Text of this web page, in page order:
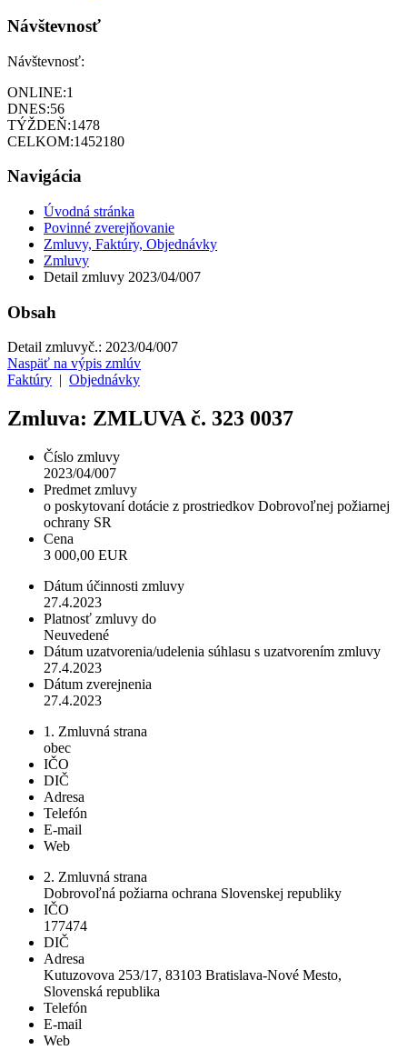
Návštevnosť
Návštevnosť:
ONLINE:1
DNES:56
TÝŽDEŇ:1478
CELKOM:1452180
Navigácia
Úvodná stránka
Povinné zverejňovanie
Zmluvy, Faktúry, Objednávky
Zmluvy
Detail zmluvy 2023/04/007
Obsah
Detail zmluvyč.: 2023/04/007
Naspäť na výpis zmlúv
Faktúry
Objednávky
Zmluva: ZMLUVA č. 323 0037
Číslo zmluvy
2023/04/007
Predmet zmluvy
o poskytovaní dotácie z prostriedkov Dobrovoľnej požiarnej
ochrany SR
Cena
3 000,00 EUR
Dátum účinnosti zmluvy
27.4.2023
Platnosť zmluvy do
Neuvedené
Dátum uzatvorenia/udelenia súhlasu s uzatvorením zmluvy
27.4.2023
Dátum zverejnenia
27.4.2023
1. Zmluvná strana
obec
IČO
DIČ
Adresa
Telefón
E-mail
Web
2. Zmluvná strana
Dobrovoľná požiarna ochrana Slovenskej republiky
IČO
177474
DIČ
Adresa
Kutuzovova 253/17, 83103 Bratislava-Nové Mesto,
Slovenská republika
Telefón
E-mail
Web